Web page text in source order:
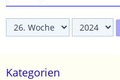
Kategorien